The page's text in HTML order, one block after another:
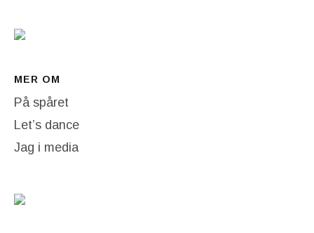
MER OM
På spåret
Let’s dance
Jag i media